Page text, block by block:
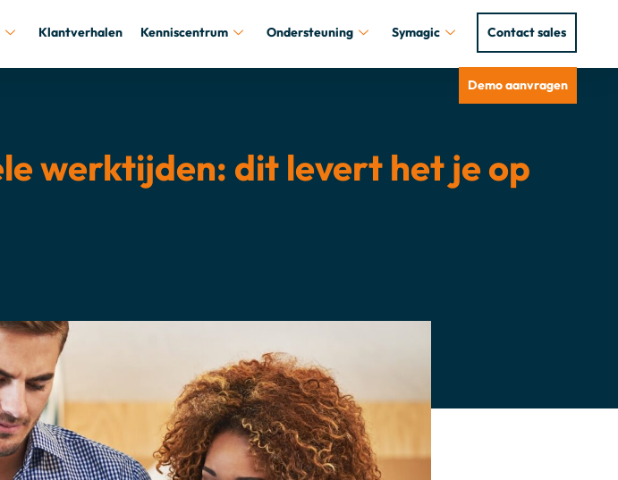
Klantverhalen Kenniscentrum Ondersteuning Symagic Contact sales
Demo aanvragen
werktijden: dit levert het je op